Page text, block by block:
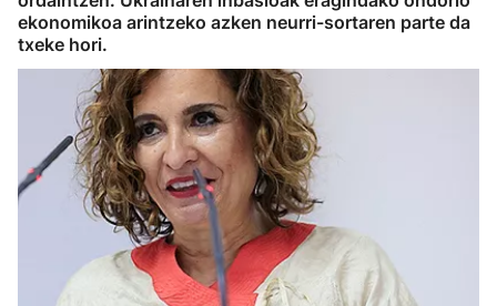
ekonomikoa arintzeko azken neurri-sortaren parte da
txeke hori.